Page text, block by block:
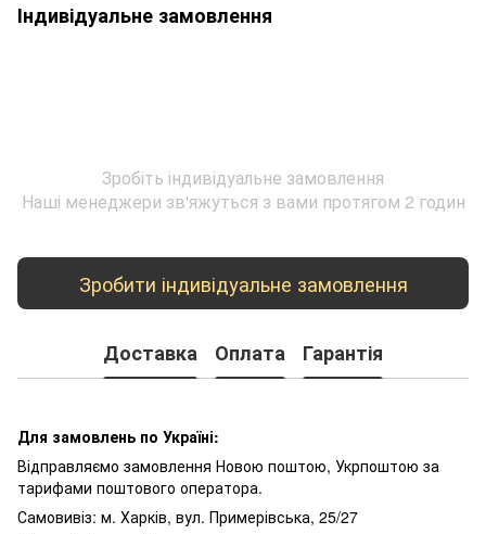
Індивідуальне замовлення
Зробіть індивідуальне замовлення
Наші менеджери зв'яжуться з вами протягом 2 годин
Зробити індивідуальне замовлення
Доставка Оплата Гарантія
Для замовлень по Україні:
Відправляємо замовлення Новою поштою, Укрпоштою за
тарифами поштового оператора.
Самовивіз: м. Харків, вул. Примерівська, 25/27